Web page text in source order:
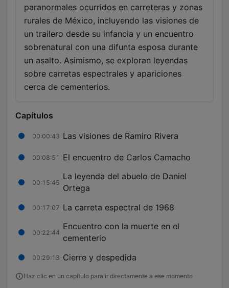
paranormales ocurridos en carreteras y zonas
rurales de México, incluyendo las visiones de
un trailero desde su infancia y un encuentro
sobrenatural con una difunta esposa durante
un asalto. Asimismo, se exploran leyendas
sobre carretas espectrales y apariciones
cerca de cementerios.
Capítulos
00:00:43 Las visiones de Ramiro Rivera
00:08:51 El encuentro de Carlos Camacho
00:15:45
La leyenda del abuelo de Daniel
Ortega
00:17:07 La carreta espectral de 1968
00:22:44
Encuentro con la muerte en el
cementerio
00:29:13 Cierre y despedida
Haz clic en un capítulo para ir directamente a ese momento